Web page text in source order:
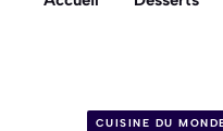
CUISINE DU